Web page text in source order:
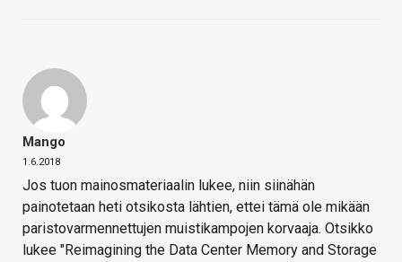
Mango
1.6.2018
Jos tuon mainosmateriaalin lukee, niin siinähän
painotetaan heti otsikosta lähtien, ettei tämä ole mikään
paristovarmennettujen muistikampojen korvaaja. Otsikko
lukee "Reimagining the Data Center Memory and Storage